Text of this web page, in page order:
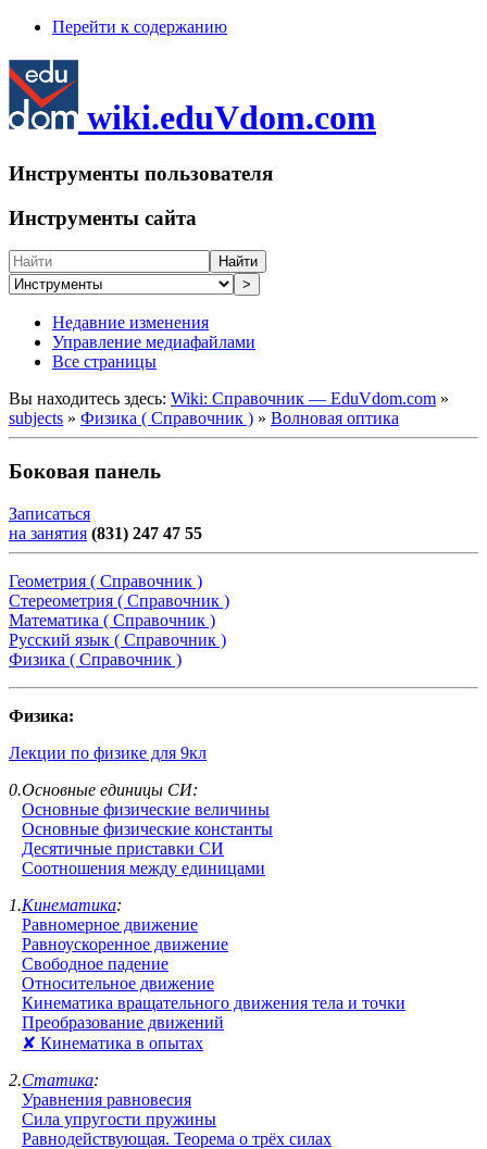
Перейти к содержанию
wiki.eduVdom.com
Инструменты пользователя
Инструменты сайта
Найти
>
Недавние изменения
Управление медиафайлами
Все страницы
Вы находитесь здесь: Wiki: Справочник — EduVdom.com »
subjects » Физика ( Справочник ) » Волновая оптика
Боковая панель
Записаться
на занятия (831) 247 47 55
Геометрия ( Справочник )
Стереометрия ( Справочник )
Математика ( Справочник )
Русский язык ( Справочник )
Физика ( Справочник )
Физика:
Лекции по физике для 9кл
0.Основные единицы СИ:
Основные физические величины
Основные физические константы
Десятичные приставки СИ
Соотношения между единицами
1.Кинематика:
Равномерное движение
Равноускоренное движение
Свободное падение
Относительное движение
Кинематика вращательного движения тела и точки
Преобразование движений
✘ Кинематика в опытах
2.Статика:
Уравнения равновесия
Сила упругости пружины
Равнодействующая. Теорема о трёх силах